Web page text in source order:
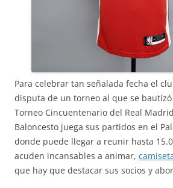
Para celebrar tan señalada fecha el
disputa de un torneo al que se
Torneo Cincuentenario del Real
Baloncesto juega sus partidos en el
donde puede llegar a reunir hasta
acuden incansables a animar,
que hay que destacar sus socios y